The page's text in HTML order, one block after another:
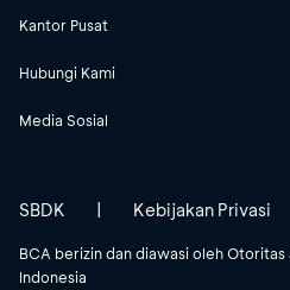
Kantor Pusat
Hubungi Kami
Media Sosial
BCA berizin dan diawasi oleh Otoritas
Indonesia
SBDK | Kebijakan Privasi